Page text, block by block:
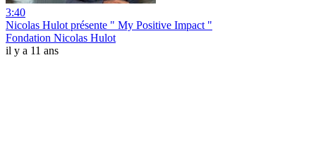
3:40
Nicolas Hulot présente " My Positive Impact "
Fondation Nicolas Hulot
il y a 11 ans